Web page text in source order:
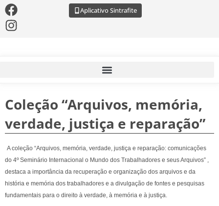
Aplicativo Sintrafite
Coleção “Arquivos, memória,
verdade, justiça e reparação”
A coleção “Arquivos, memória, verdade, justiça e reparação: comunicações
do 4º Seminário Internacional o Mundo dos Trabalhadores e seus Arquivos” ,
destaca a importância da recuperação e organização dos arquivos e da
história e memória dos trabalhadores e a divulgação de fontes e pesquisas
fundamentais para o direito à verdade, à memória e à justiça.